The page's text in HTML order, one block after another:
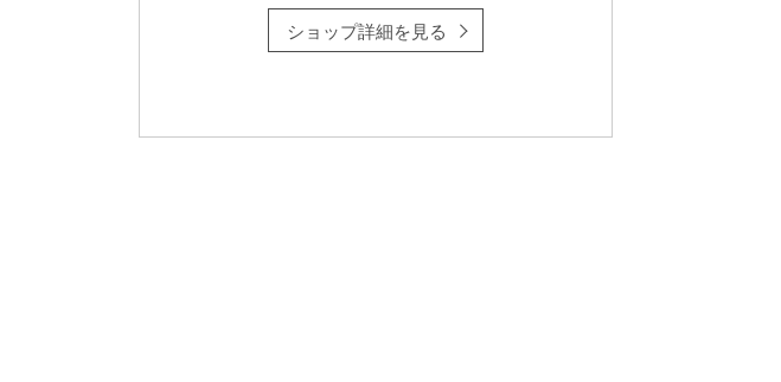
ショップ詳細を見る